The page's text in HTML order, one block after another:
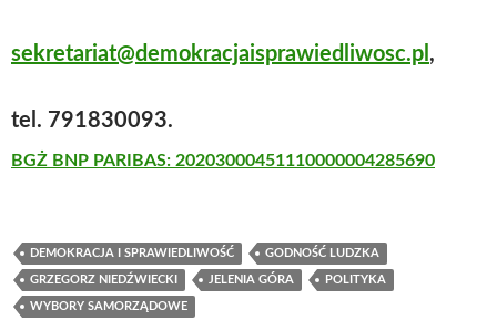
sekretariat@demokracjaisprawiedliwosc.pl ,
tel. 791830093.
BGŻ BNP PARIBAS: 20203000451110000004285690
DEMOKRACJA I SPRAWIEDLIWOŚĆ GODNOŚĆ LUDZKA
GRZEGORZ NIEDŹWIECKI JELENIA GÓRA POLITYKA
WYBORY SAMORZĄDOWE